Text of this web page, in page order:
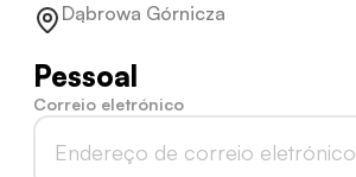
Dąbrowa Górnicza
Pessoal
Correio eletrónico